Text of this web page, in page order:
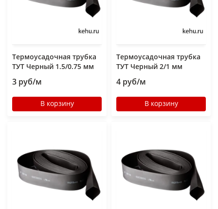
Термоусадочная трубка
ТУТ Черный 1.5/0.75 мм
3 руб/м
В корзину
Термоусадочная трубка
ТУТ Черный 2/1 мм
4 руб/м
В корзину